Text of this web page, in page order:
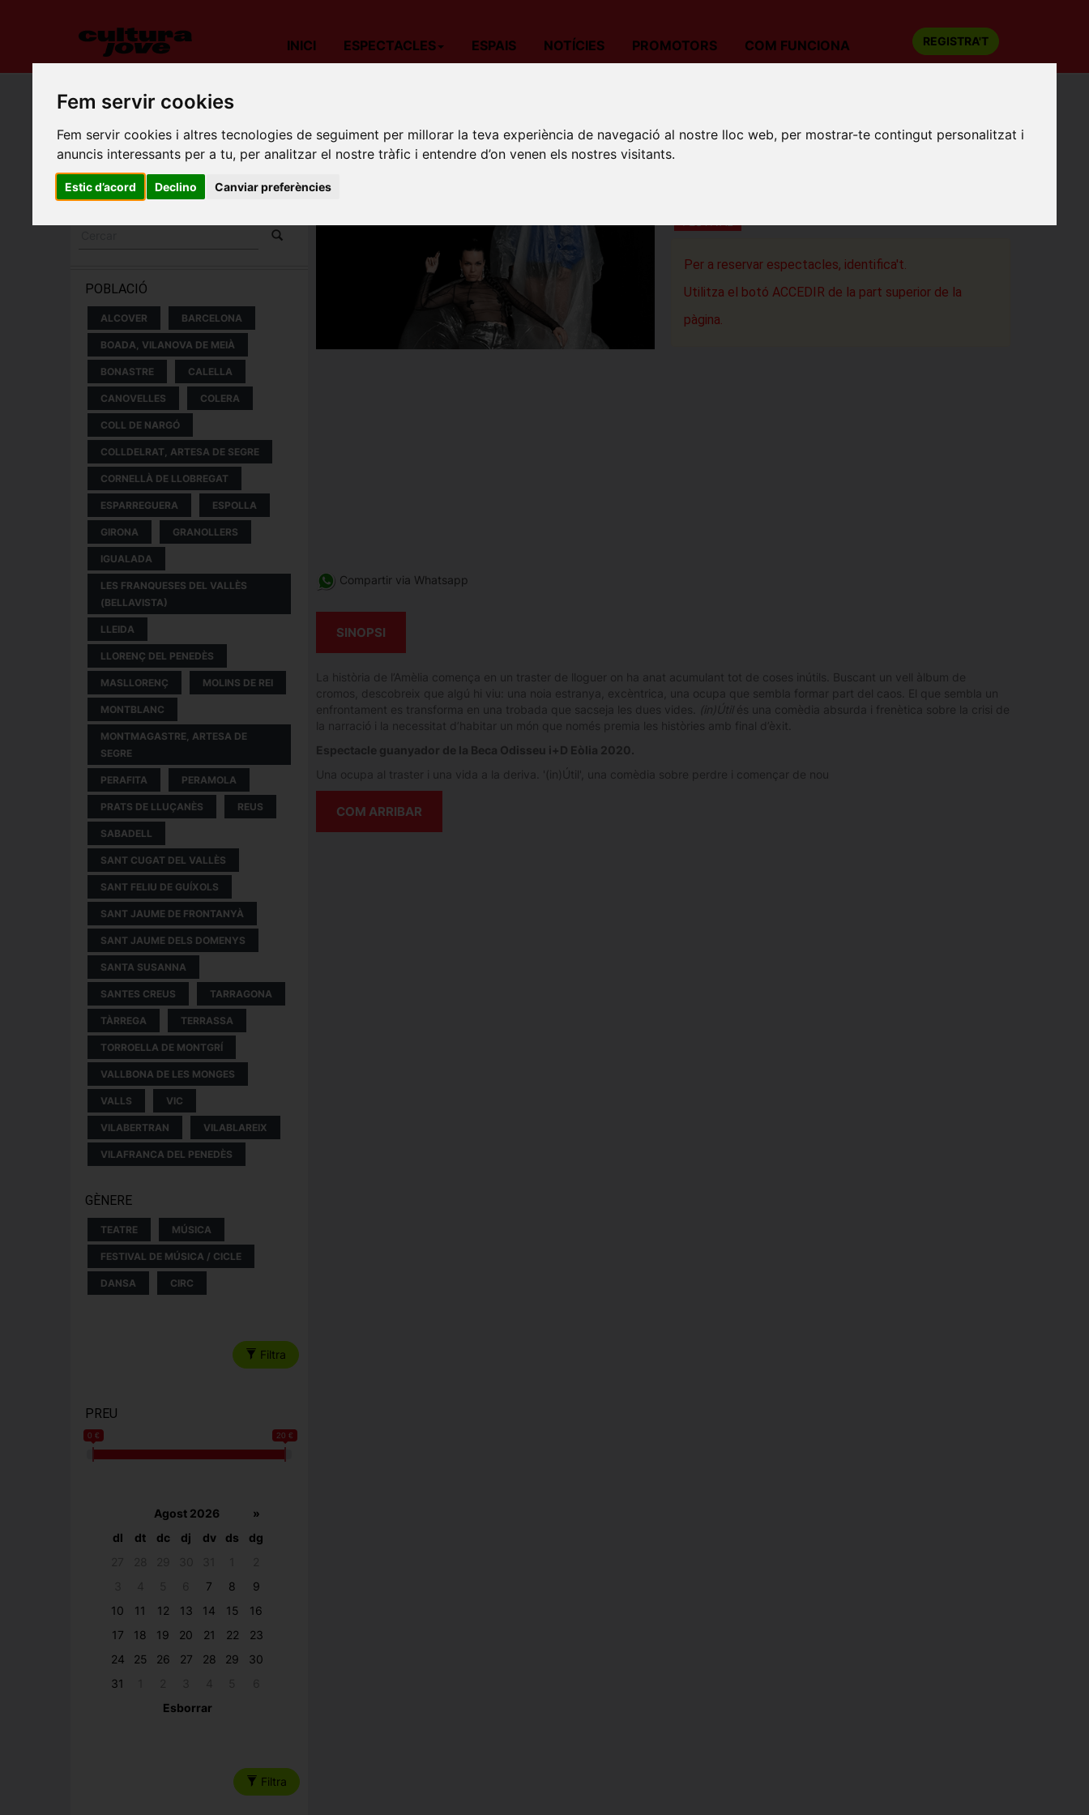
Fem servir cookies
Fem servir cookies i altres tecnologies de seguiment per millorar la teva experiència de navegació al nostre lloc web, per mostrar-te contingut personalitzat i
anuncis interessants per a tu, per analitzar el nostre tràfic i entendre d’on venen els nostres visitants.
Estic d’acord Declino Canviar preferències
INICI ESPECTACLES ESPAIS NOTÍCIES PROMOTORS COM FUNCIONA REGISTRA'T
ESPECTACLES I
CONCERTS
POBLACIÓ
ALCOVER BARCELONA
BOADA, VILANOVA DE MEIÀ
BONASTRE CALELLA
CANOVELLES COLERA
COLL DE NARGÓ
COLLDELRAT, ARTESA DE SEGRE
CORNELLÀ DE LLOBREGAT
ESPARREGUERA ESPOLLA
GIRONA GRANOLLERS
IGUALADA
LES FRANQUESES DEL VALLÈS
(BELLAVISTA)
LLEIDA
LLORENÇ DEL PENEDÈS
MASLLORENÇ MOLINS DE REI
MONTBLANC
MONTMAGASTRE, ARTESA DE
SEGRE
PERAFITA PERAMOLA
PRATS DE LLUÇANÈS REUS
SABADELL
SANT CUGAT DEL VALLÈS
SANT FELIU DE GUÍXOLS
SANT JAUME DE FRONTANYÀ
SANT JAUME DELS DOMENYS
SANTA SUSANNA
SANTES CREUS TARRAGONA
TÀRREGA TERRASSA
TORROELLA DE MONTGRÍ
VALLBONA DE LES MONGES
VALLS VIC
VILABERTRAN VILABLAREIX
VILAFRANCA DEL PENEDÈS
GÈNERE
TEATRE MÚSICA
FESTIVAL DE MÚSICA / CICLE
DANSA CIRC
Filtra
PREU
0 € 20 €
Agost 2026
»
dl
dt dc dj dv ds
dg
7 8
9
10
11 12 13 14 15
16
17
18 19 20 21 22
23
24
25 26 27 28 29
30
31
Esborrar
Filtra
FESTIVAL RBLS: (IN)ÚTIL
Per a reservar espectacles, identifica't.
Utilitza el botó ACCEDIR de la part superior de la
pàgina.
Compartir via Whatsapp
SINOPSI
La història de l’Amèlia comença en un traster de lloguer on ha anat acumulant tot de coses inútils. Buscant un vell àlbum de
cromos, descobreix que algú hi viu: una noia estranya, excèntrica, una ocupa que sembla formar part del caos. El que sembla un
enfrontament es transforma en una trobada que sacseja les dues vides.
(in)Útilés una comèdia absurda i frenètica sobre la crisi de
la narració i la necessitat d’habitar un món que només premia les històries amb final d’èxit.
Espectacle guanyador de la Beca Odisseu i+D Eòlia 2020.
Una ocupa al traster i una vida a la deriva. '(in)Útil', una comèdia sobre perdre i començar de nou
COM ARRIBAR